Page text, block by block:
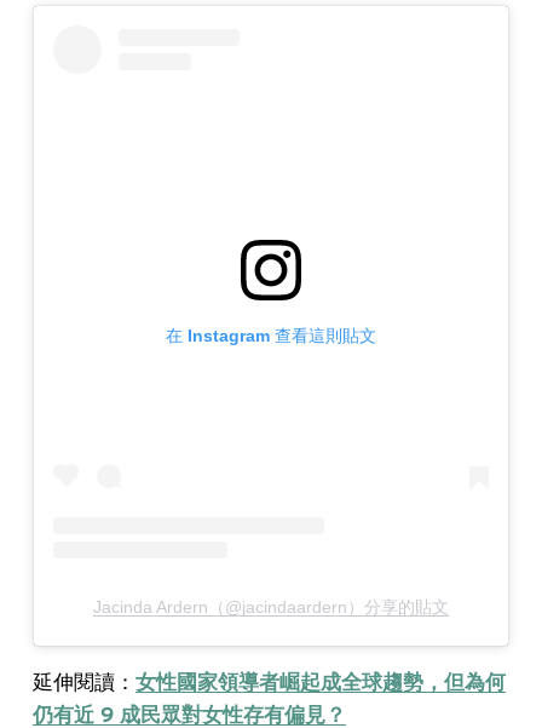
在 Instagram 查看這則貼文
Jacinda Ardern（@jacindaardern）分享的貼文
延伸閱讀： 女性國家領導者崛起成全球趨勢，但為何
仍有近 9 成民眾對女性存有偏見？